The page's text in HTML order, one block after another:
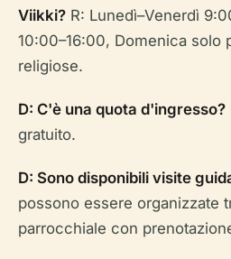
Viikki? R: Lunedì–Venerdì
10:00–16:00, Domenica solo
religiose.
D: C'è una quota d'ingresso?
gratuito.
D: Sono disponibili visite
possono essere organizzate
parrocchiale con